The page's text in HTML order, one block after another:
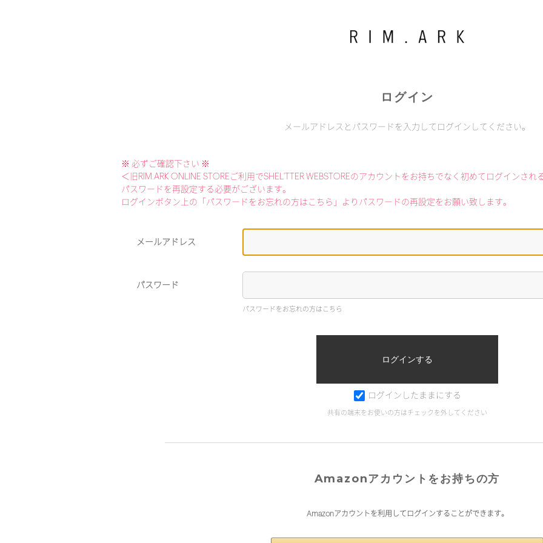
ログイン
メールアドレスとパスワードを入力してログインしてください。
※ 必ずご確認下さい ※
＜旧RIM.ARK ONLINE STOREご利用でSHEL'TTER WEBSTOREのアカウントをお持ちでなく初めてログインされ
パスワードを再設定する必要がございます。
ログインボタン上の「パスワードをお忘れの方はこちら」よりパスワードの再設定をお願い致します。
メールアドレス
パスワード
パスワードをお忘れの方はこちら
ログインしたままにする
共有の端末をお使いの方はチェックを外してください
Amazonアカウントをお持ちの方
Amazonアカウントを利用してログインすることができます。